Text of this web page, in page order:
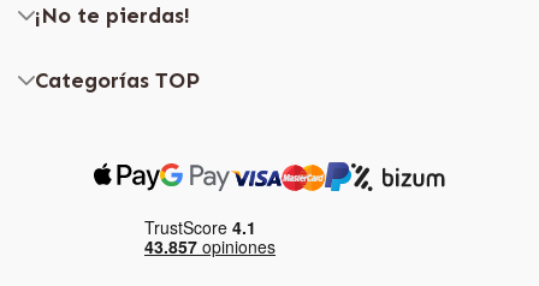
¡No te pierdas!
Categorías TOP